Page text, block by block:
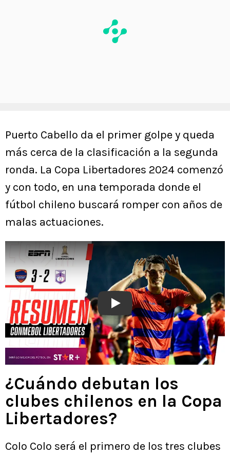
Puerto Cabello da el primer golpe y queda
más cerca de la clasificación a la segunda
ronda. La Copa Libertadores 2024 comenzó
y con todo, en una temporada donde el
fútbol chileno buscará romper con años de
malas actuaciones.
Play
¿Cuándo debutan los
clubes chilenos en la Copa
Libertadores?
Colo Colo será el primero de los tres clubes